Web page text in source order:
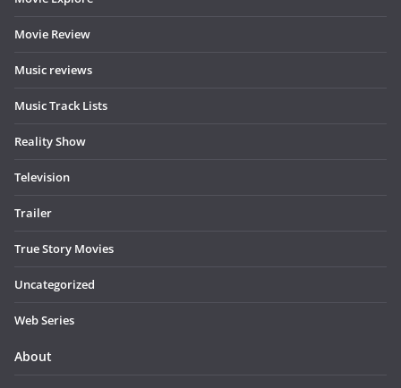
Movie Review
Music reviews
Music Track Lists
Reality Show
Television
Trailer
True Story Movies
Uncategorized
Web Series
About